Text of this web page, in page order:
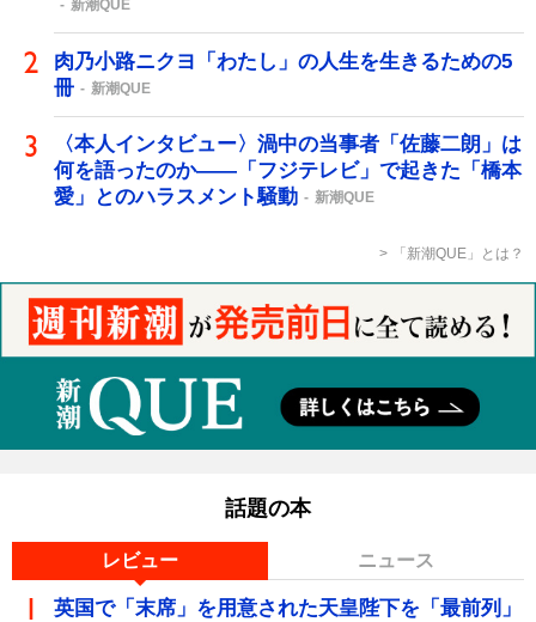
新潮QUE
肉乃小路ニクヨ「わたし」の人生を生きるための5
冊
新潮QUE
〈本人インタビュー〉渦中の当事者「佐藤二朗」は
何を語ったのか――「フジテレビ」で起きた「橋本
愛」とのハラスメント騒動
新潮QUE
「新潮QUE」とは？
話題の本
レビュー ニュース
英国で「末席」を用意された天皇陛下を「最前列」